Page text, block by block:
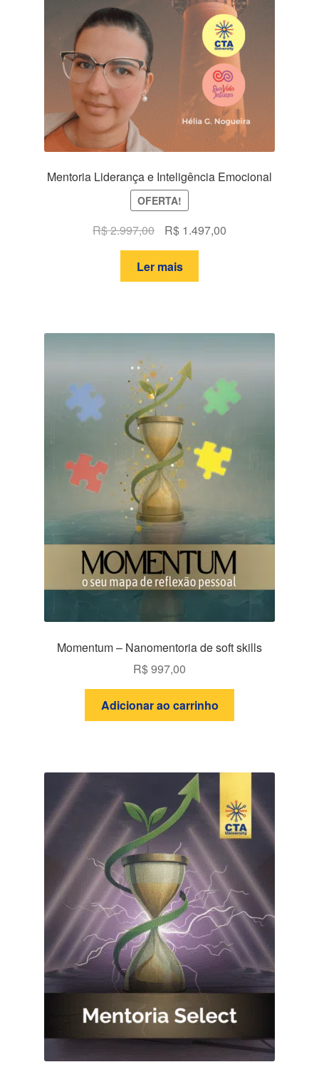
Mentoria Liderança e Inteligência Emocional
OFERTA!
R$2.997,00
O
preço
original
era:
R$1.497,00O
Ler mais
Momentum – Nanomentoria de soft skills
R$997,00
Adicionar ao carrinho